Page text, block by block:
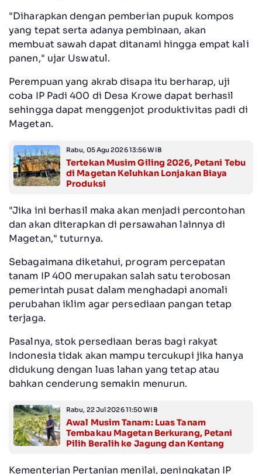
"Diharapkan dengan pemberian pupuk kompos
yang tepat serta adanya pembinaan, akan
membuat sawah dapat ditanami hingga empat kali
panen," ujar Uswatul.
Perempuan yang akrab disapa itu berharap, uji
coba IP Padi 400 di Desa Krowe dapat berhasil
sehingga dapat menggenjot produktivitas padi di
Magetan.
Rabu, 05 Agu 2026 13:56 WIB
Tertekan Musim Giling 2026, Petani Tebu
di Magetan Keluhkan Lonjakan Biaya
Produksi
"Jika ini berhasil maka akan menjadi percontohan
dan akan diterapkan di persawahan lainnya di
Magetan," tuturnya.
Sebagaimana diketahui, program percepatan
tanam IP 400 merupakan salah satu terobosan
pemerintah pusat dalam menghadapi anomali
perubahan iklim agar persediaan pangan tetap
terjaga.
Pasalnya, stok persediaan beras bagi rakyat
Indonesia tidak akan mampu tercukupi jika hanya
didukung dengan luas lahan yang tetap atau
bahkan cenderung semakin menurun.
Rabu, 22 Jul 2026 11:50 WIB
Awal Musim Tanam: Luas Tanam
Tembakau Magetan Berkurang, Petani
Pilih Beralih ke Jagung dan Kentang
Kementerian Pertanian menilai, peningkatan IP